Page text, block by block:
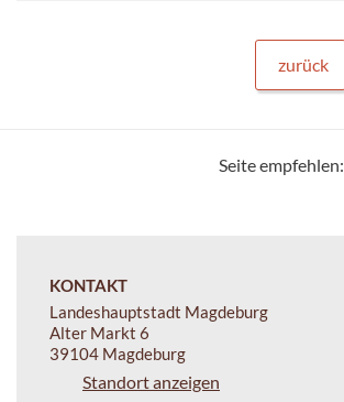
zurück
Seite empfehlen:
KONTAKT
Landeshauptstadt Magdeburg
Alter Markt 6
39104 Magdeburg
Standort anzeigen